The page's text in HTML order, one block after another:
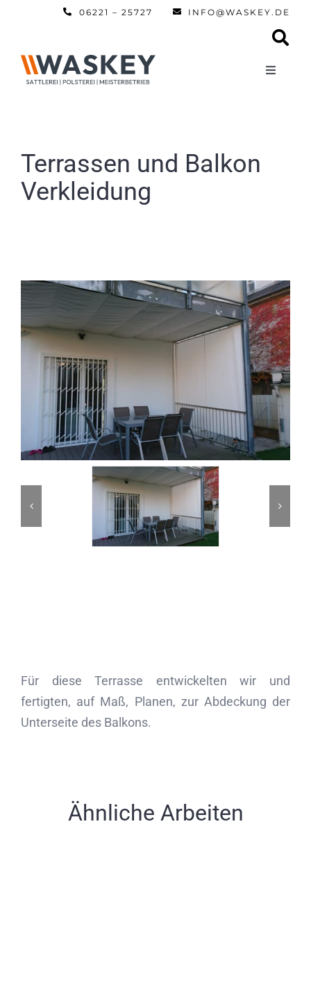
06221 – 25727 INFO@WASKEY.DE
Toggle
Partner
Kontakt
Journal
Terrassen und Balkon
Verkleidung
Für diese Terrasse entwickelten wir und
fertigten, auf Maß, Planen, zur Abdeckung der
Unterseite des Balkons.
Ähnliche Arbeiten